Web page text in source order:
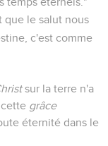
que le salut nous
c'est comme
sur la terre n'a
grâce
éternité dans le